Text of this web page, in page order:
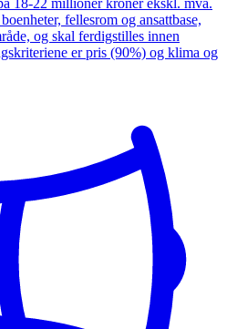
fellesrom og ansattbase,
og skal ferdigstilles innen
er pris (90%) og klima og